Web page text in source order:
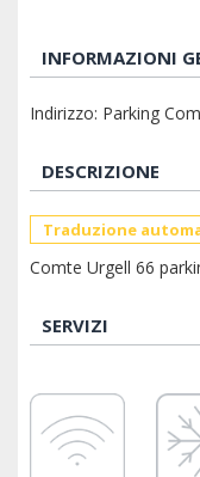
INFORMAZIONI
Indirizzo: Parking
DESCRIZIONE
Traduzione
Comte Urgell 66
SERVIZI